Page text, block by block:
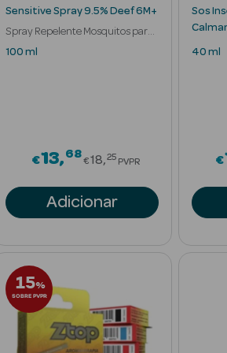
from
Sensitive Spray 9.5% Deef 6M+
Spray Repelente Mosquitos para
Crianças
100 ml
€13 68Price reduced
€18 25 PVPR
Adicionar
Sos
40 ml
€
15%
SOBRE PVPR